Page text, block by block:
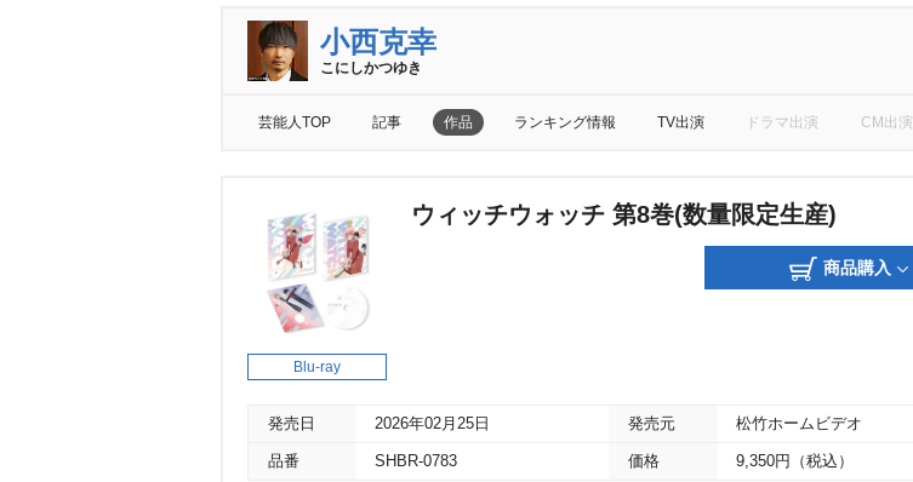
小西克幸
こにしかつゆき
芸能人TOP 記事 作品 ランキング情報 TV出演 ドラマ出演 CM出演
Blu-ray
ウィッチウォッチ 第8巻(数量限定生産)
商品購入
発売日 2026年02月25日 発売元 松竹ホームビデオ
品番 SHBR-0783 価格 9,350円（税込）